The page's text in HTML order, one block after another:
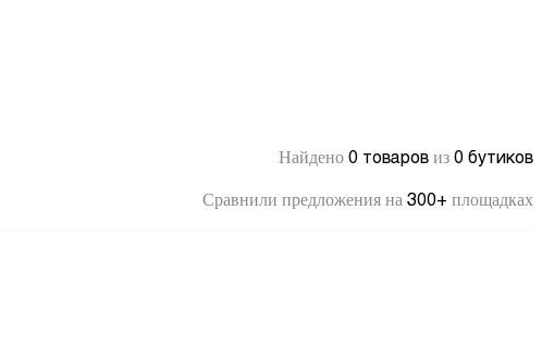
Найдено 0 товаров из 0 бутиков
Сравнили предложения на 300+ площадках